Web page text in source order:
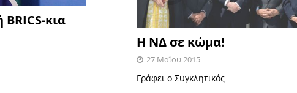
κια
Η ΝΔ σε κώμα!
27 Μαΐου 2015
Γράφει ο Συγκλητικός